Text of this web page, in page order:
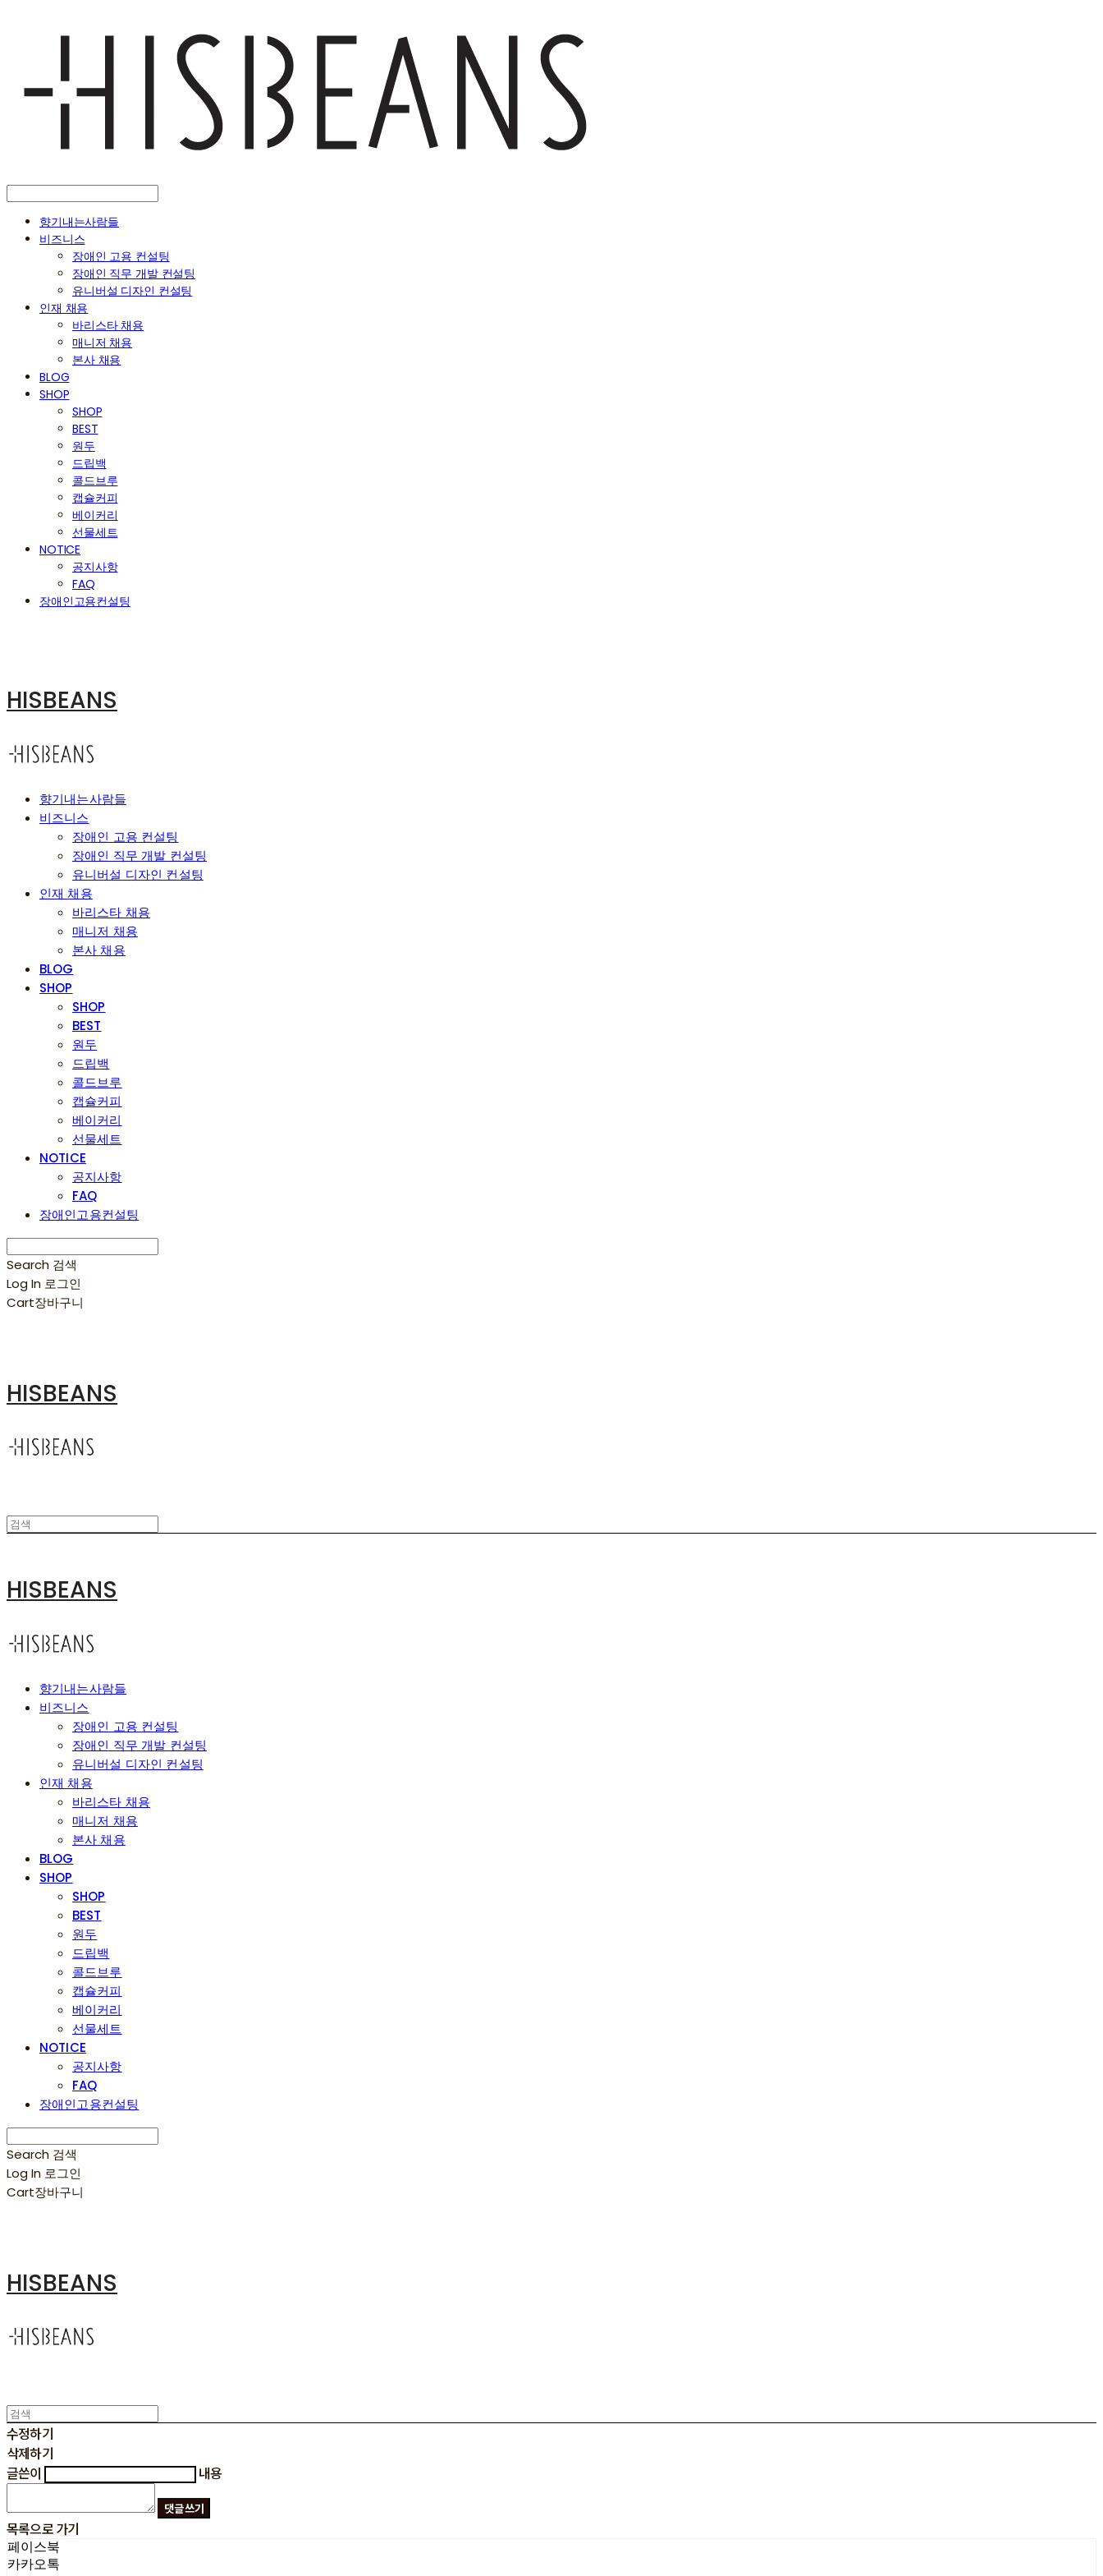
향기내는사람들
비즈니스
장애인 고용 컨설팅
장애인 직무 개발 컨설팅
유니버설 디자인 컨설팅
인재 채용
바리스타 채용
매니저 채용
본사 채용
BLOG
SHOP
SHOP
BEST
원두
드립백
콜드브루
캡슐커피
베이커리
선물세트
NOTICE
공지사항
FAQ
장애인고용컨설팅
HISBEANS
향기내는사람들
비즈니스
장애인 고용 컨설팅
장애인 직무 개발 컨설팅
유니버설 디자인 컨설팅
인재 채용
바리스타 채용
매니저 채용
본사 채용
BLOG
SHOP
SHOP
BEST
원두
드립백
콜드브루
캡슐커피
베이커리
선물세트
NOTICE
공지사항
FAQ
장애인고용컨설팅
Search 검색
Log In 로그인
Cart장바구니
HISBEANS
HISBEANS
향기내는사람들
비즈니스
장애인 고용 컨설팅
장애인 직무 개발 컨설팅
유니버설 디자인 컨설팅
인재 채용
바리스타 채용
매니저 채용
본사 채용
BLOG
SHOP
SHOP
BEST
원두
드립백
콜드브루
캡슐커피
베이커리
선물세트
NOTICE
공지사항
FAQ
장애인고용컨설팅
Search 검색
Log In 로그인
Cart장바구니
HISBEANS
수정하기
삭제하기
글쓴이
내용
댓글 쓰기
목록으로 가기
페이스북
카카오톡